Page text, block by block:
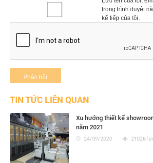
trong trình duyệt
kế tiếp của tôi.
TIN TỨC LIÊN QUAN
Xu hướng thiết kế
năm 2021
24/09/2020 21026